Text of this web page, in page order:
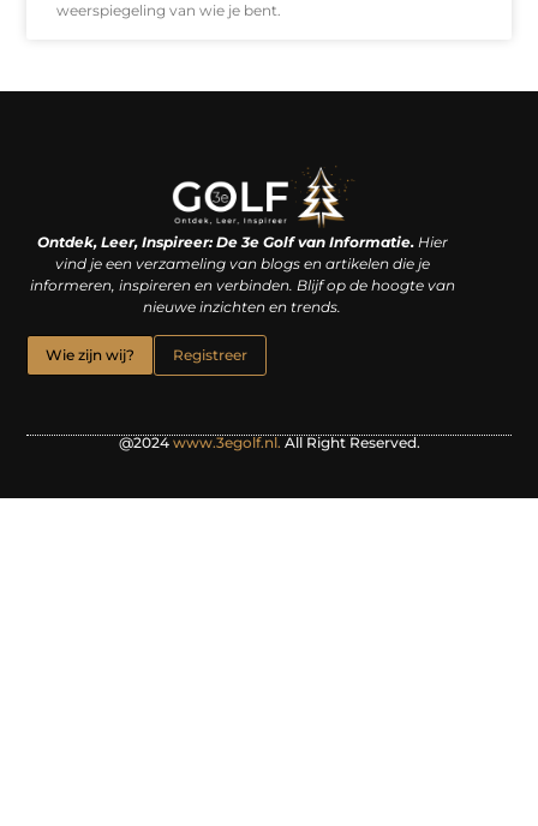
weerspiegeling van wie je bent.
Ontdek, Leer, Inspireer: De 3e Golf van Informatie.Hier
vind je een verzameling van blogs en artikelen die je
informeren, inspireren en verbinden. Blijf op de hoogte van
nieuwe inzichten en trends.
Wie zijn wij? Registreer
@2024 www.3egolf.nl. All Right Reserved.